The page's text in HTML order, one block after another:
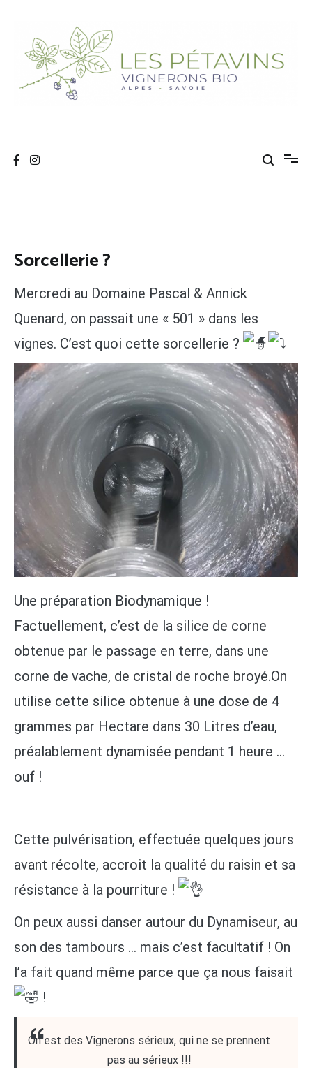
Sorcellerie ?
Mercredi au Domaine Pascal & Annick
Quenard, on passait une « 501 » dans les
vignes. C’est quoi cette sorcellerie ?
Une préparation Biodynamique !
Factuellement, c’est de la silice de corne
obtenue par le passage en terre, dans une
corne de vache, de cristal de roche broyé.On
utilise cette silice obtenue à une dose de 4
grammes par Hectare dans 30 Litres d’eau,
préalablement dynamisée pendant 1 heure …
ouf !
Cette pulvérisation, effectuée quelques jours
avant récolte, accroit la qualité du raisin et sa
résistance à la pourriture !
On peux aussi danser autour du Dynamiseur, au
son des tambours … mais c’est facultatif ! On
l’a fait quand même parce que ça nous faisait
!
On est des Vignerons sérieux, qui ne se prennent
pas au sérieux !!!